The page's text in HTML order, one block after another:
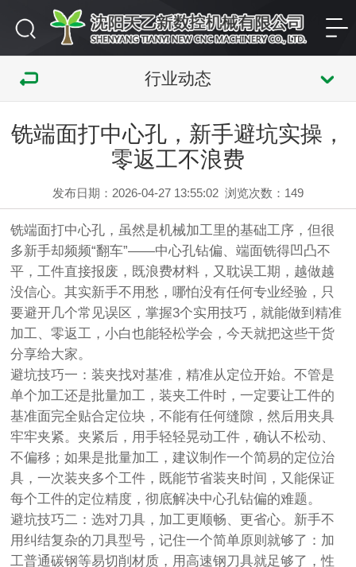
行业动态
铣端面打中心孔，新手避坑实操，
零返工不浪费
发布日期：2026-04-27 13:55:02 浏览次数： 149
铣端面打中心孔，虽然是机械加工里的基础工序，但很
多新手却频频“翻车”——中心孔钻偏、端面铣得凹凸不
平，工件直接报废，既浪费材料，又耽误工期，越做越
没信心。其实新手不用愁，哪怕没有任何专业经验，只
要避开几个常见误区，掌握3个实用技巧，就能做到精准
加工、零返工，小白也能轻松学会，今天就把这些干货
分享给大家。
避坑技巧一：装夹找对基准，精准从定位开始。不管是
单个加工还是批量加工，装夹工件时，一定要让工件的
基准面完全贴合定位块，不能有任何缝隙，然后用夹具
牢牢夹紧。夹紧后，用手轻轻晃动工件，确认不松动、
不偏移；如果是批量加工，建议制作一个简易的定位治
具，一次装夹多个工件，既能节省装夹时间，又能保证
每个工件的定位精度，彻底解决中心孔钻偏的难题。
避坑技巧二：选对刀具，加工更顺畅、更省心。新手不
用纠结复杂的刀具型号，记住一个简单原则就够了：加
工普通碳钢等易切削材质，用高速钢刀具就足够了，性